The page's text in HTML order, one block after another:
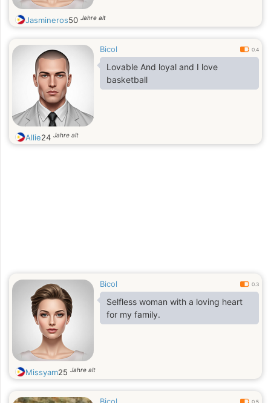
Jasmineros50 Jahre alt
Bicol 0.4
Lovable And loyal and I love
basketball
Allie24 Jahre alt
Bicol 0.3
Selfless woman with a loving heart
for my family.
Missyam25 Jahre alt